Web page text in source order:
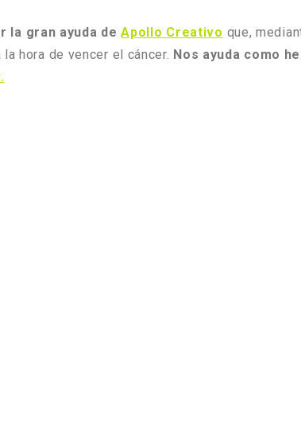
la gran ayuda deApollo Creativo que,
hora de vencer el cáncer. Nos ayuda como